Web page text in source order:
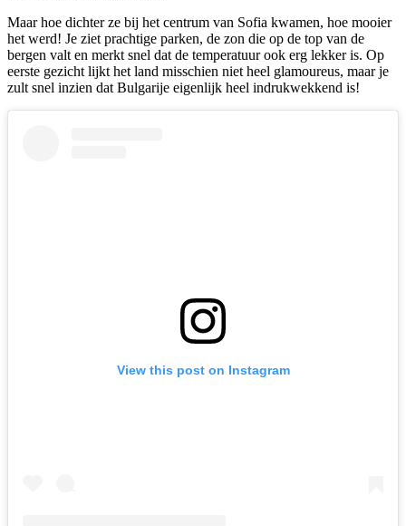
Maar hoe dichter ze bij het centrum van Sofia kwamen, hoe mooier
het werd! Je ziet prachtige parken, de zon die op de top van de
bergen valt en merkt snel dat de temperatuur ook erg lekker is. Op
eerste gezicht lijkt het land misschien niet heel glamoureus, maar je
zult snel inzien dat Bulgarije eigenlijk heel indrukwekkend is!
View this post on Instagram